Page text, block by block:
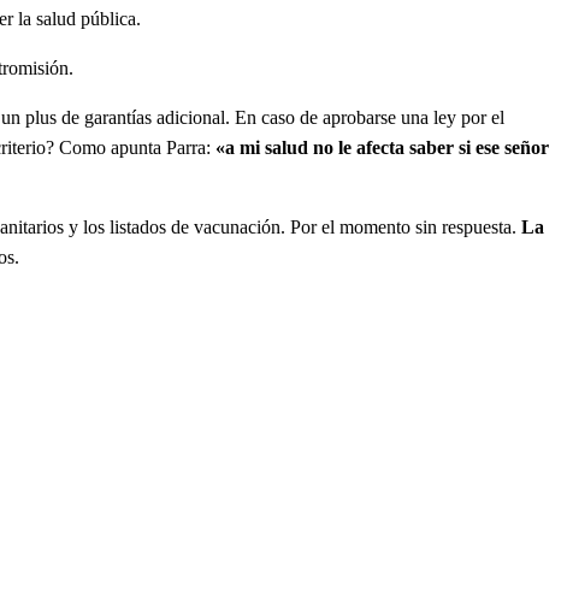
la salud pública.
plus de garantías adicional. En caso de aprobarse una ley por el
Como apunta Parra: «a mi salud no le afecta saber si ese señor
y los listados de vacunación. Por el momento sin respuesta. La